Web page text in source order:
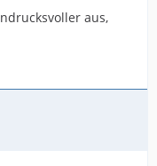
aus,